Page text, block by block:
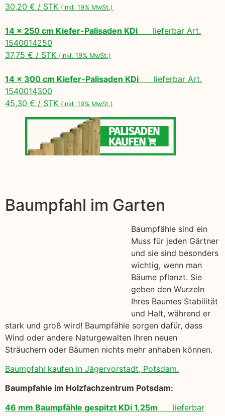
30,20 € / STK (inkl. 19% MwSt.)
14 x 250 cm Kiefer-Palisaden KDi lieferbar Art.
1540014250
37,75 € / STK (inkl. 19% MwSt.)
14 x 300 cm Kiefer-Palisaden KDi lieferbar Art.
1540014300
45,30 € / STK (inkl. 19% MwSt.)
Baumpfahl im Garten
Baumpfähle sind ein
Muss für jeden Gärtner
und sie sind besonders
wichtig, wenn man
Bäume pflanzt. Sie
geben den Wurzeln
Ihres Baumes Stabilität
und Halt, während er
stark und groß wird! Baumpfähle sorgen dafür, dass
Wind oder andere Naturgewalten Ihren neuen
Sträuchern oder Bäumen nichts mehr anhaben können.
Baumpfahl kaufen in Jägervorstadt, Potsdam.
Baumpfahle im Holzfachzentrum Potsdam:
46 mm Baumpfähle gespitzt KDi 1,25m lieferbar